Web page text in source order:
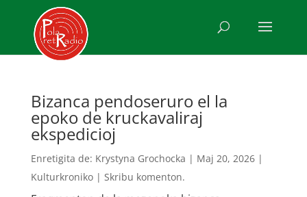
Bizanca pendoseruro el la
epoko de kruckavaliraj
ekspedicioj
Enretigita de: Krystyna Grochocka | Maj 20, 2026|
Kulturkroniko| Skribu komenton.